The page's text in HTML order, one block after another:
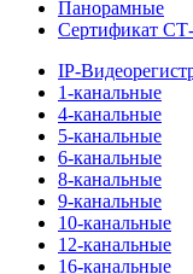
Панорамные
Сертификат
IP-
1-канальные
4-канальные
5-канальные
6-канальные
8-канальные
9-канальные
10-канальные
12-канальные
16-канальные